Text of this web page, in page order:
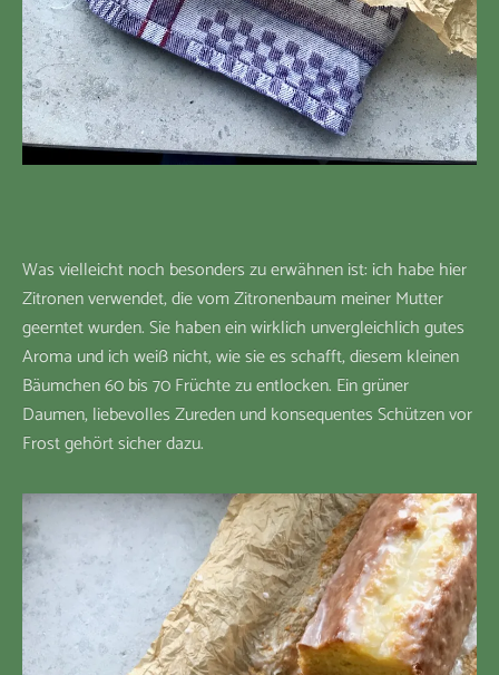
Was vielleicht noch besonders zu erwähnen ist: ich habe hier
Zitronen verwendet, die vom Zitronenbaum meiner Mutter
geerntet wurden. Sie haben ein wirklich unvergleichlich gutes
Aroma und ich weiß nicht, wie sie es schafft, diesem kleinen
Bäumchen 60 bis 70 Früchte zu entlocken. Ein grüner
Daumen, liebevolles Zureden und konsequentes Schützen vor
Frost gehört sicher dazu.